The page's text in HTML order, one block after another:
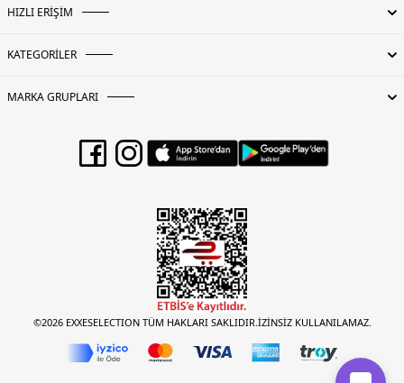
HIZLI ERİŞİM
KATEGORİLER
MARKA GRUPLARI
©2026 EXXESELECTION TÜM HAKLARI SAKLIDIR.İZİNSİZ KULLANILAMAZ.